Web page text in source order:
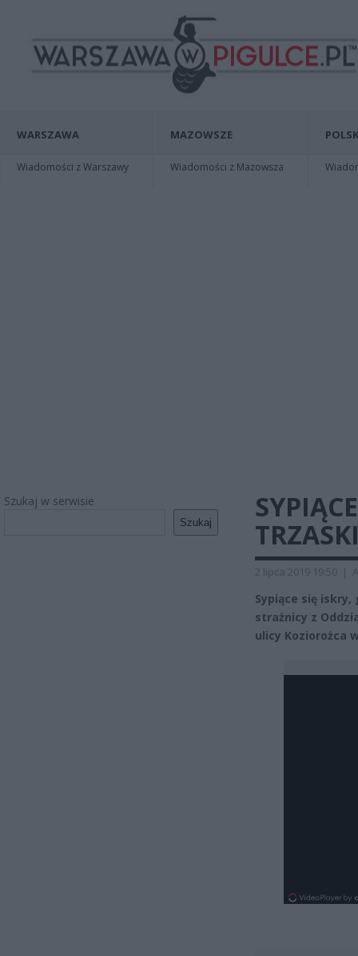
WARSZAWA
Wiadomości z Warszawy
MAZOWSZE
Wiadomości z Mazowsza
Szukaj w serwisie
Szukaj
2 lipca 2019 19:50 |
Sypiące się
strażnicy z
ulicy Koziorożca